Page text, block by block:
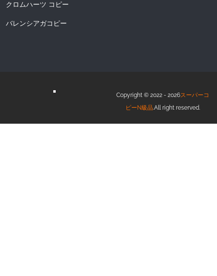
クロムハーツ コピー
バレンシアガコピー
Copyright © 2022 - 2026スーパーコ
ピーN級品.All right reserved.